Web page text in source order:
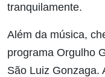
tranquilamente.
Além da música,
programa Orgulho
São Luiz Gonzaga.